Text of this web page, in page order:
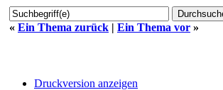
« Ein Thema zurück | Ein Thema vor »
Druckversion anzeigen